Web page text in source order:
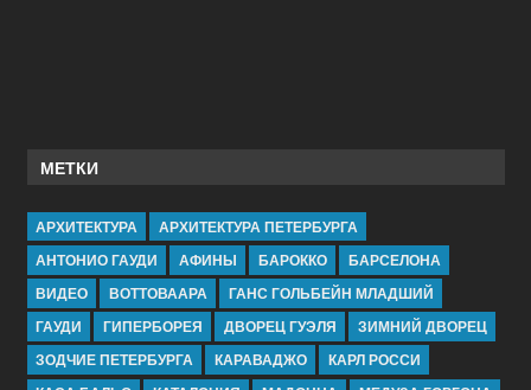
МЕТКИ
АРХИТЕКТУРА
АРХИТЕКТУРА ПЕТЕРБУРГА
АНТОНИО ГАУДИ
АФИНЫ БАРОККО
БАРСЕЛОНА
ВИДЕО
ВОТТОВААРА
ГАНС ГОЛЬБЕЙН МЛАДШИЙ
ГАУДИ
ГИПЕРБОРЕЯ ДВОРЕЦ ГУЭЛЯ
ЗИМНИЙ ДВОРЕЦ
ЗОДЧИЕ ПЕТЕРБУРГА
КАРАВАДЖО
КАРЛ РОССИ